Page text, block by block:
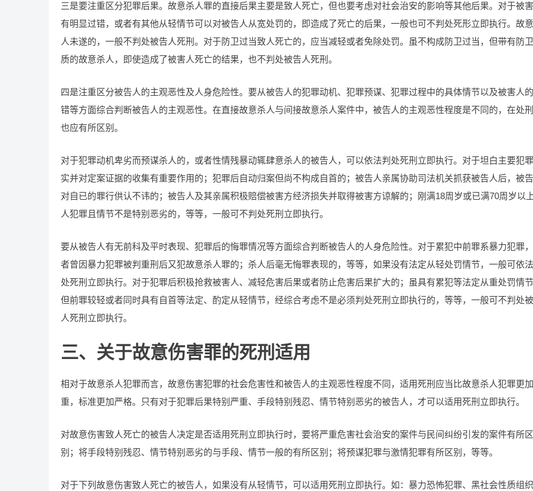
三是要注重区分犯罪后果。故意杀人罪的直接后果主要是致人死亡，但也要考虑对社会治安的影响等其他后果。对于被
有明显过错，或者有其他从轻情节可以对被告人从宽处罚的，即造成了死亡的后果，一般也可不判处死形立即执行。故
人未遂的，一般不判处被告人死刑。对于防卫过当致人死亡的，应当减轻或者免除处罚。虽不构成防卫过当，但带有防
质的故意杀人，即使造成了被害人死亡的结果，也不判处被告人死刑。
四是注重区分被告人的主观恶性及人身危险性。要从被告人的犯罪动机、犯罪预谋、犯罪过程中的具体情节以及被害人
错等方面综合判断被告人的主观恶性。在直接故意杀人与间接故意杀人案件中，被告人的主观恶性程度是不同的，在处
也应有所区别。
对于犯罪动机卑劣而预谋杀人的，或者性情残暴动辄肆意杀人的被告人，可以依法判处死刑立即执行。对于坦白主要犯
实并对定案证据的收集有重要作用的；犯罪后自动归案但尚不构成自首的；被告人亲属协助司法机关抓获被告人后，被
对自已的罪行供认不讳的；被告人及其亲属积极赔偿被害方经济损失并取得被害方谅解的；刚满18周岁或已满70周岁以
人犯罪且情节不是特别恶劣的，等等，一般可不判处死刑立即执行。
要从被告人有无前科及平时表现、犯罪后的悔罪情况等方面综合判断被告人的人身危险性。对于累犯中前罪系暴力犯罪
者曾因暴力犯罪被判重刑后又犯故意杀人罪的；杀人后毫无悔罪表现的，等等，如果没有法定从轻处罚情节，一般可依法
处死刑立即执行。对于犯罪后积极抢救被害人、减轻危害后果或者防止危害后果扩大的；虽具有累犯等法定从重处罚情节
但前罪较轻或者同时具有自首等法定、酌定从轻情节，经综合考虑不是必须判处死刑立即执行的，等等，一般可不判处
人死刑立即执行。
三、关于故意伤害罪的死刑适用
相对于故意杀人犯罪而言，故意伤害犯罪的社会危害性和被告人的主观恶性程度不同，适用死刑应当比故意杀人犯罪更
重，标准更加严格。只有对于犯罪后果特别严重、手段特别残忍、情节特别恶劣的被告人，才可以适用死刑立即执行。
对故意伤害致人死亡的被告人决定是否适用死刑立即执行时，要将严重危害社会治安的案件与民间纠纷引发的案件有所区
别；将手段特别残忍、情节特别恶劣的与手段、情节一般的有所区别；将预谋犯罪与激情犯罪有所区别，等等。
对于下列故意伤害致人死亡的被告人，如果没有从轻情节，可以适用死刑立即执行。如：暴力恐怖犯罪、黑社会性质组